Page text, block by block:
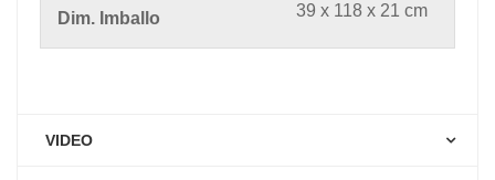
Dim. Imballo 39 x 118 x 21 cm
VIDEO